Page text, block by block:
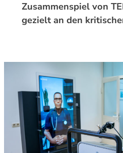
Zusammenspiel von
gezielt an den